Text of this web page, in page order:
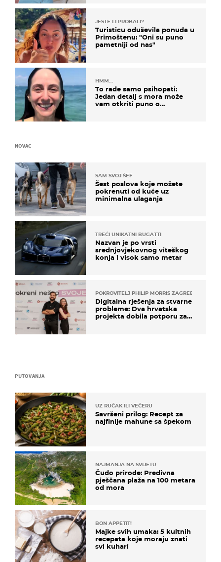
JESTE LI PROBALI?
Turisticu oduševila ponuda u
Primoštenu: "Oni su puno
pametniji od nas"
HMM…
To rade samo psihopati:
Jedan detalj s mora može
vam otkriti puno o
PUTOVANJA
UZ RUČAK ILI VEČERU
Savršeni prilog: Recept za
najfinije mahune sa špekom
NAJMANJA NA SVIJETU
Čudo prirode: Predivna
pješčana plaža na 100 metara
od mora
BON APPETIT!
Majke svih umaka: 5 kultnih
recepata koje moraju znati
svi kuhari
NOVAC
SAM SVOJ ŠEF
Šest poslova koje možete
pokrenuti od kuće uz
minimalna ulaganja
TREĆI UNIKATNI BUGATTI
Nazvan je po vrsti
srednjovjekovnog viteškog
konja i visok samo metar
POKROVITELJ PHILIP MORRIS ZAGREB
Digitalna rješenja za stvarne
probleme: Dva hrvatska
projekta dobila potporu za